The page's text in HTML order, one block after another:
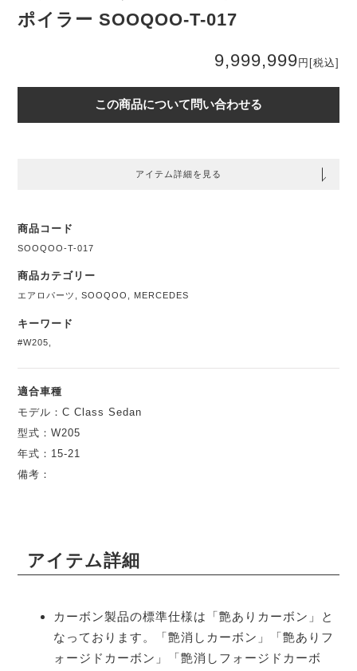
ポイラー SOOQOO-T-017
9,999,999円 [税込]
この商品について問い合わせる
アイテム詳細を見る
商品コード
SOOQOO-T-017
商品カテゴリー
エアロパーツ ,SOOQOO MERCEDES
キーワード
#W205
適合車種
モデル：C Class Sedan
型式：W205
年式：15-21
備考：
アイテム詳細
カーボン製品の標準仕様は「艶ありカーボン」と
なっております。「艶消しカーボン」「艶ありフ
ォージドカーボン」「艶消しフォージドカーボ